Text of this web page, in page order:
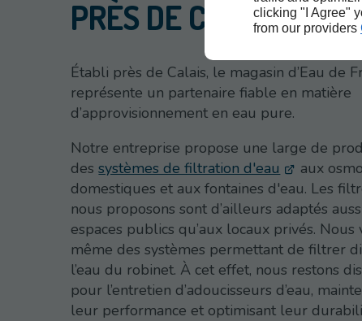
clicking "I Agree"
from our providers
PRÈS DE CALAIS
Établi près de Calais, le magasin d’Eau de
représente un partenaire fiable en matière
d’approvisionnement en eau pure.
Notre entreprise propose une large de
dessystèmes de filtration d'eau
aux
domestiques et aux fontaines d'eau. Les
nous proposons sont d’ailleurs adaptés
espaces publics qu’aux locaux privés. Nous
même des systèmes permettant de filtrer
l’eau du robinet. À cet effet, nous restons
pour l’entretien d’adoucisseurs d’eau,
leur performance et optimisant leur